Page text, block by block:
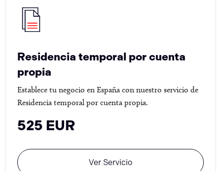
Residencia temporal por cuenta
propia
Establece tu negocio en España con nuestro servicio de
Residencia temporal por cuenta propia.
525 EUR
Ver Servicio